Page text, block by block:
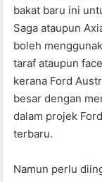
bakat baru ini
Saga ataupun
boleh
taraf ataupun
kerana Ford
besar dengan
dalam projek
terbaru.
Namun perlu